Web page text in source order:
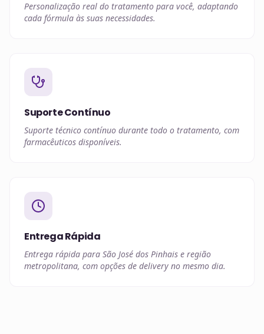
Personalização real do tratamento para você, adaptando
cada fórmula às suas necessidades.
Suporte Contínuo
Suporte técnico contínuo durante todo o tratamento, com
farmacêuticos disponíveis.
Entrega Rápida
Entrega rápida para São José dos Pinhais e região
metropolitana, com opções de delivery no mesmo dia.